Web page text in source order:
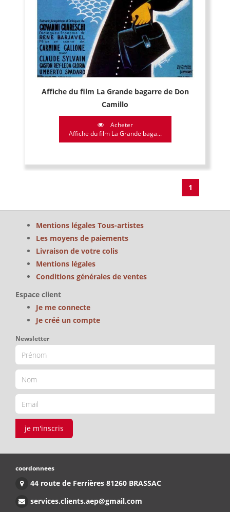
Affiche du film La Grande bagarre de Don
Camillo
Acheter
Affiche du film La Grande baga...
1
Mentions légales Tous-artistes
Les moyens de paiements
Livraison de votre colis
Mentions légales
Conditions générales de ventes
Espace client
Je me connecte
Je créé un compte
Newsletter
je m'inscris
coordonnees
44 route de Ferrières 81260 BRASSAC
services.clients.aep@gmail.com